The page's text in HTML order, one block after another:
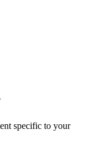
specific to your